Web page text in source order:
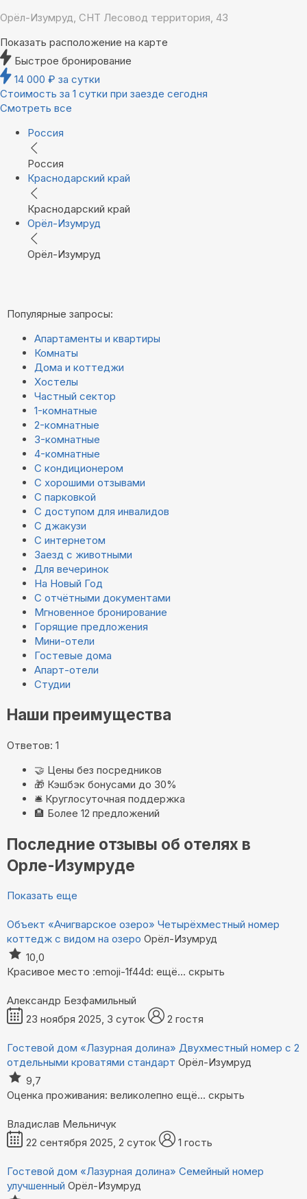
Орёл-Изумруд, СНТ Лесовод территория, 43
Показать расположение на карте
Быстрое бронирование
14 000 ₽ за сутки
Стоимость за 1 сутки при заезде сегодня
Смотреть все
Россия
Россия
Краснодарский край
Краснодарский край
Орёл-Изумруд
Орёл-Изумруд
Популярные запросы:
Апартаменты и квартиры
Комнаты
Дома и коттеджи
Хостелы
Частный сектор
1-комнатные
2-комнатные
3-комнатные
4-комнатные
С кондиционером
С хорошими отзывами
С парковкой
С доступом для инвалидов
С джакузи
С интернетом
Заезд с животными
Для вечеринок
На Новый Год
С отчётными документами
Мгновенное бронирование
Горящие предложения
Мини-отели
Гостевые дома
Апарт-отели
Студии
Наши преимущества
Ответов: 1
🤝 Цены без посредников
🎁 Кэшбэк бонусами до 30%
🛎️ Круглосуточная поддержка
🏨 Более 12 предложений
Последние отзывы об отелях в
Орле-Изумруде
Показать еще
Объект «Ачигварское озеро» Четырёхместный номер
коттедж с видом на озеро Орёл-Изумруд
10,0
Красивое место :emoji-1f44d: ещё... скрыть
Александр Безфамильный
23 ноября 2025, 3 суток
2 гостя
Гостевой дом «Лазурная долина» Двухместный номер с 2
отдельными кроватями стандарт Орёл-Изумруд
9,7
Оценка проживания: великолепно ещё... скрыть
Владислав Мельничук
22 сентября 2025, 2 суток
1 гость
Гостевой дом «Лазурная долина» Семейный номер
улучшенный Орёл-Изумруд